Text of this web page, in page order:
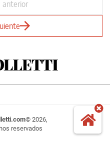
anterior
© 2026,
reservados